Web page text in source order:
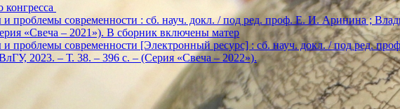
и проблемы современности : сб. науч. докл. / под ред. проф. Е. И. Аринина ;
«Свеча – 2021»). В сборник включены матер
и проблемы современности [Электронный ресурс] : сб. науч. докл. / под ред.
2023. – Т. 38. – 396 с. – (Серия «Свеча – 2022»).